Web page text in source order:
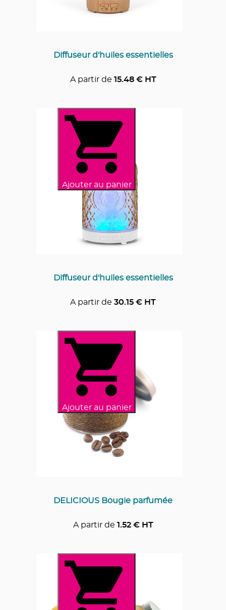
Diffuseur d'huiles essentielles
A partir de 15.48€ HT
Ajouter au panier
Diffuseur d'huiles essentielles
A partir de 30.15 € HT
Ajouter au panier
DELICIOUS Bougie parfumée
A partir de 1.52€ HT